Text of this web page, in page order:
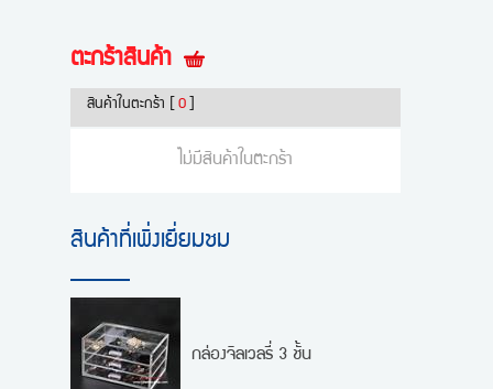
ตะกร้าสินค้า
สินค้าในตะกร้า 0
ไม่มีสินค้าในตะกร้า
สินค้าที่เพิ่งเยี่ยมชม
กล่องจิลเวลรี่ 3 ชั้น